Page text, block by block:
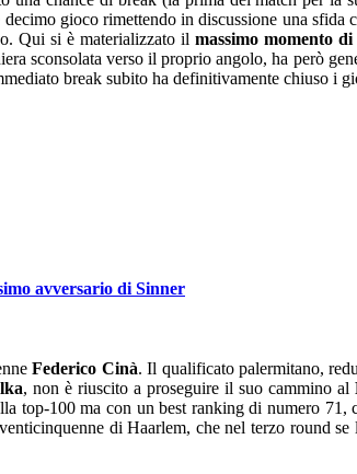
gioco rimettendo in discussione una
Qui si è materializzato il massimo momento
sconsolata verso il proprio angolo, ha però
break subito ha definitivamente chiuso
avversario di Sinner
Federico Cinà. Il qualificato palermitano,
, non è riuscito a proseguire il suo cammino al
top-100 ma con un best ranking di numero
di Haarlem, che nel terzo round